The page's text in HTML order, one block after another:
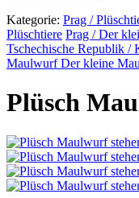
Kategorie: Prag /
Plüschtiere Prag / Der
Tschechische Republik /
MaulwurfDer kleine
Plüsch